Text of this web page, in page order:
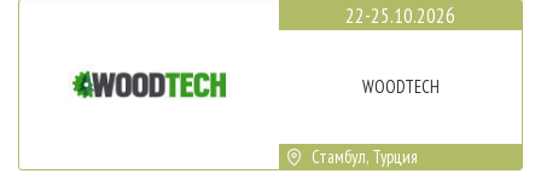
22-25.10.2026
WOODTECH
Стамбул, Турция